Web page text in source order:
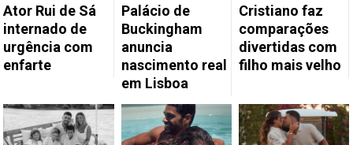
Ator Rui de Sá
internado de
urgência com
enfarte
Palácio de
Buckingham
anuncia
nascimento real
em Lisboa
Cristiano faz
comparações
divertidas com
filho mais velho